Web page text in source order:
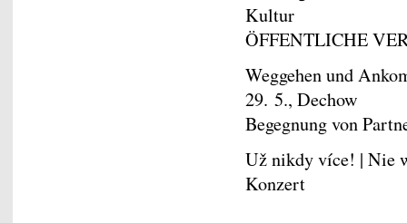
Kultur
ÖFFENTLICHE
Weggehen und
29. 5., Dechow
Begegnung von
Už nikdy více! | Nie
Konzert